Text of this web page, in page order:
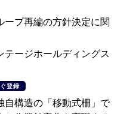
ープ再編の方針決定に関
テージホールディングス
登録
自構造の「移動式柵」で